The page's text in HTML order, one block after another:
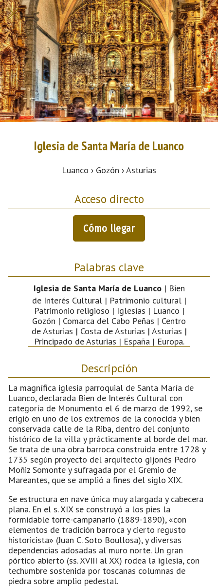
Iglesia de Santa María de Luanco
Luanco › Gozón › Asturias
Acceso directo
Cómo llegar
Palabras clave
Iglesia de Santa María de Luanco| Bien
de Interés Cultural | Patrimonio cultural |
Patrimonio religioso | Iglesias | Luanco |
Gozón | Comarca del Cabo Peñas | Centro
de Asturias | Costa de Asturias | Asturias |
Principado de Asturias | España | Europa.
Descripción
La magnífica iglesia parroquial de Santa María de
Luanco, declarada Bien de Interés Cultural con
categoría de Monumento el 6 de marzo de 1992, se
erigió en uno de los extremos de la conocida y bien
conservada calle de la Riba, dentro del conjunto
histórico de la villa y prácticamente al borde del mar.
Se trata de una obra barroca construida entre 1728 y
1735 según proyecto del arquitecto gijonés Pedro
Moñiz Somonte y sufragada por el Gremio de
Mareantes, que se amplió a fines del siglo XIX.
Se estructura en nave única muy alargada y cabecera
plana. En el s. XIX se construyó a los pies la
formidable torre-campanario (1889-1890), «con
elementos de tradición barroca y cierto regusto
historicista» (Juan C. Soto Boullosa), y diversas
dependencias adosadas al muro norte. Un gran
pórtico abierto (ss. XVIII al XX) rodea la iglesia, con
techumbre sostenida por toscanas columnas de
piedra sobre amplio pedestal.